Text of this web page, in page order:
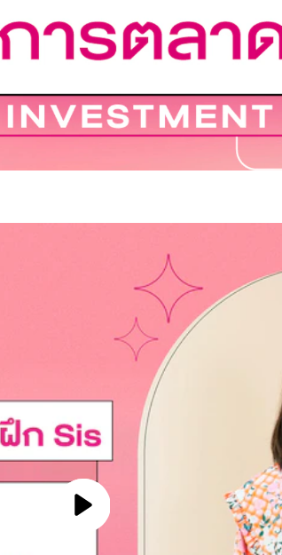
Play video การลงทุนและการ